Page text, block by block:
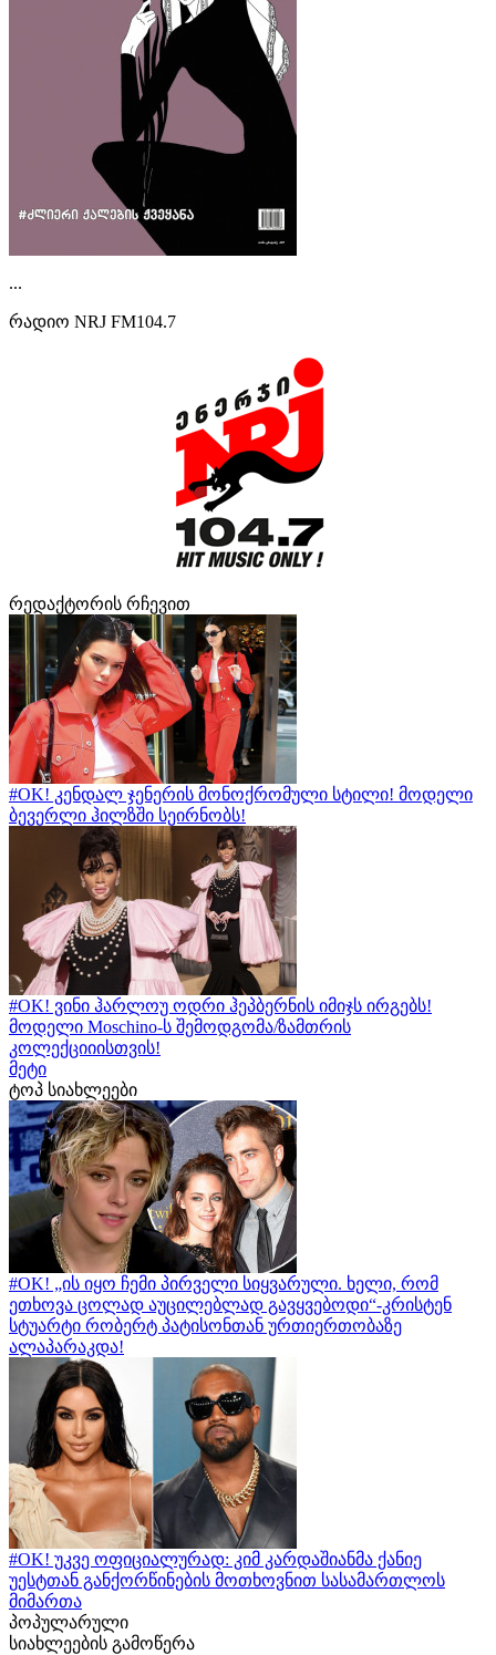
...
რადიო NRJ FM104.7
რედაქტორის რჩევით
#OK! კენდალ ჯენერის მონოქრომული სტილი! მოდელი
ბევერლი ჰილზში სეირნობს!
#OK! ვინი ჰარლოუ ოდრი ჰეპბერნის იმიჯს ირგებს!
მოდელი Moschino-ს შემოდგომა/ზამთრის
კოლექციიისთვის!
მეტი
ტოპ სიახლეები
#OK! „ის იყო ჩემი პირველი სიყვარული. ხელი, რომ
ეთხოვა ცოლად აუცილებლად გავყვებოდი“-კრისტენ
სტუარტი რობერტ პატისონთან ურთიერთობაზე
ალაპარაკდა!
#OK! უკვე ოფიციალურად: კიმ კარდაშიანმა ქანიე
უესტთან განქორწინების მოთხოვნით სასამართლოს
მიმართა
პოპულარული
სიახლეების გამოწერა